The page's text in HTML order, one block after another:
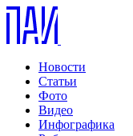
Новости
Статьи
Фото
Видео
Инфографика